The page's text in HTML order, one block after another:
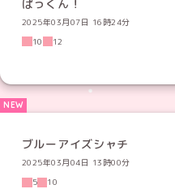
ぱっくん！
2025年03月07日 16時24分
10
12
ブルーアイズシャチ
2025年03月04日 13時00分
5
10